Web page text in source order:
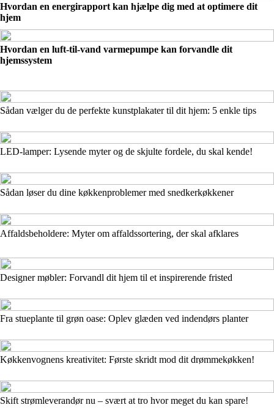
Hvordan en energirapport kan hjælpe dig med at optimere dit
hjem
Hvordan en luft-til-vand varmepumpe kan forvandle dit
hjemssystem
Sådan vælger du de perfekte kunstplakater til dit hjem: 5 enkle tips
LED-lamper: Lysende myter og de skjulte fordele, du skal kende!
Sådan løser du dine køkkenproblemer med snedkerkøkkener
Affaldsbeholdere: Myter om affaldssortering, der skal afklares
Designer møbler: Forvandl dit hjem til et inspirerende fristed
Fra stueplante til grøn oase: Oplev glæden ved indendørs planter
Køkkenvognens kreativitet: Første skridt mod dit drømmekøkken!
Skift strømleverandør nu – svært at tro hvor meget du kan spare!